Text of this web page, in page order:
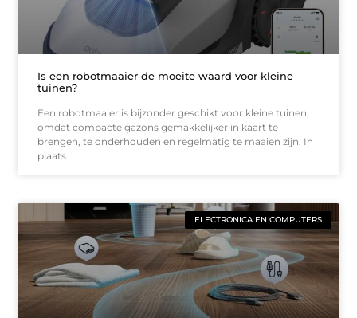
Is een robotmaaier de moeite waard voor kleine
tuinen?
Een robotmaaier is bijzonder geschikt voor kleine tuinen,
omdat compacte gazons gemakkelijker in kaart te
brengen, te onderhouden en regelmatig te maaien zijn. In
plaats
ELECTRONICA EN COMPUTERS